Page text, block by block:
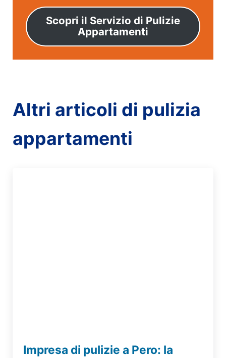
Scopri il Servizio di Pulizie
Appartamenti
Altri articoli di pulizia
appartamenti
Impresa di pulizie a Pero: la